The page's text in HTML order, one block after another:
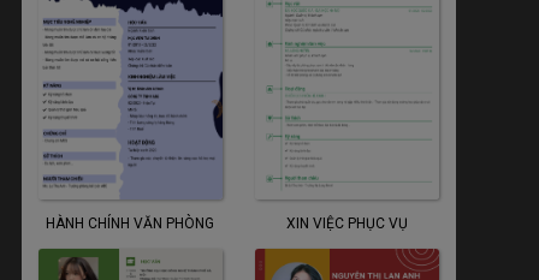
HÀNH CHÍNH VĂN PHÒNG XIN VIỆC PHỤC VỤ